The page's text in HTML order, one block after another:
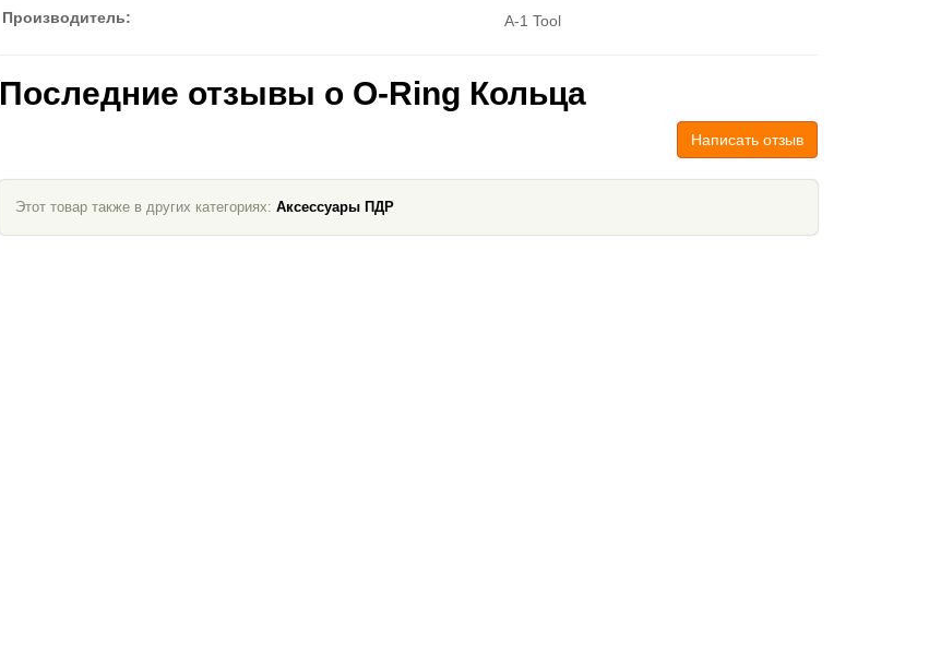
Производитель:
A-1 Tool
Последние отзывы о O-Ring Кольца
Написать отзыв
Этот товар также в других категориях: Аксессуары ПДР